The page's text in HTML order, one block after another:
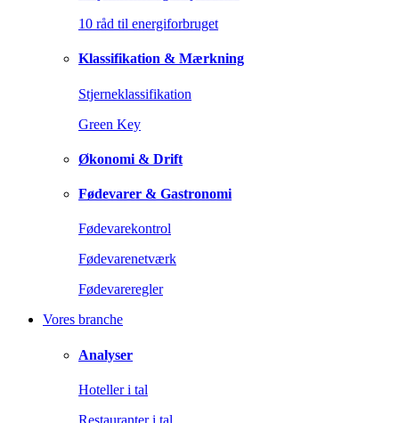
10 råd til energiforbruget
Klassifikation & Mærkning
Stjerneklassifikation
Green Key
Økonomi & Drift
Fødevarer & Gastronomi
Fødevarekontrol
Fødevarenetværk
Fødevareregler
Vores branche
Analyser
Hoteller i tal
Restauranter i tal